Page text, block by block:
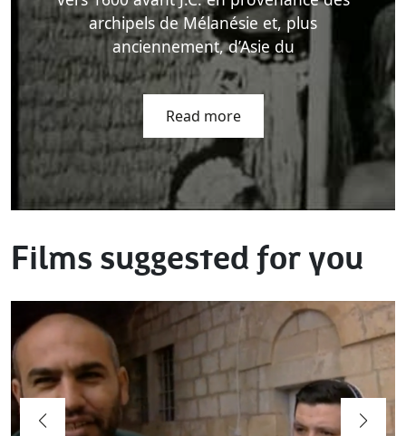
archipels de Mélanésie et, plus
anciennement, d’Asie du
Read more
Films suggested for you